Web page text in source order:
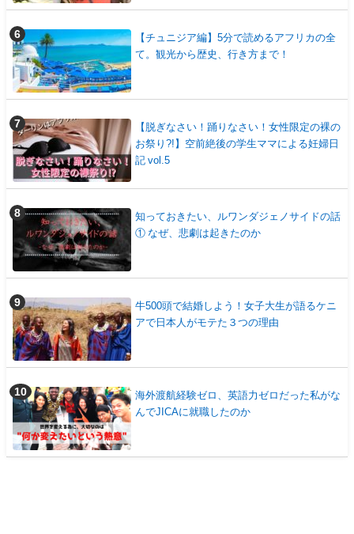
【チュニジア編】5分で読めるアフリカの全
て。観光から歴史、行き方まで！
【脱ぎなさい！踊りなさい！女性限定の裸の
お祭り?!】空前絶後の学生ママによる妊婦日
記 vol.5
知っておきたい、ルワンダジェノサイドの話
① なぜ、悲劇は起きたのか
牛500頭で結婚しよう！女子大生が語るケニ
アで日本人がモテた３つの理由
海外渡航経験ゼロ、英語力ゼロだった私がな
んでJICAに就職したのか